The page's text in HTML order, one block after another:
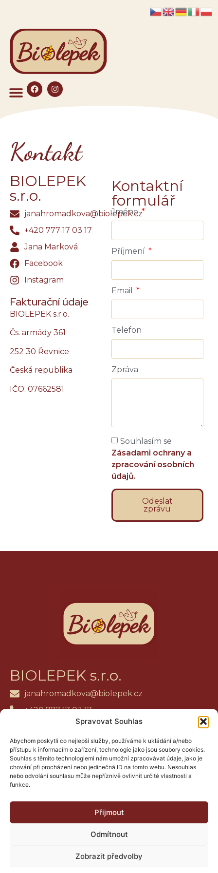
Spravovat Souhlas
Abychom poskytli co nejlepší služby, používáme k ukládání a/nebo
přístupu k informacím o zařízení, technologie jako jsou soubory cookies.
Souhlas s těmito technologiemi nám umožní zpracovávat údaje, jako je
chování při procházení nebo jedinečná ID na tomto webu. Nesouhlas
nebo odvolání souhlasu může nepříznivě ovlivnit určité vlastnosti a
funkce.
Přijmout
Odmítnout
Zobrazit předvolby
Kontakt
BIOLEPEK
s.r.o.
janahromadkova@biolepek.cz
+420 777 17 03 17
Jana Marková
Facebook
Instagram
Fakturační údaje
BIOLEPEK s.r.o.
Čs. armády 361
252 30 Řevnice
Česká republika
IČO: 07662581
Kontaktní
formulář
Jméno
Příjmení
Email
Telefon
Zpráva
Souhlasím se
Zásadami ochrany a
zpracování osobních
údajů.
Odeslat
zprávu
BIOLEPEK s.r.o.
janahromadkova@biolepek.cz
+420 777 17 03 17
Jana Marková
Facebook
Instagram
Zásady ochrany osobních údajů
Zásady cookies